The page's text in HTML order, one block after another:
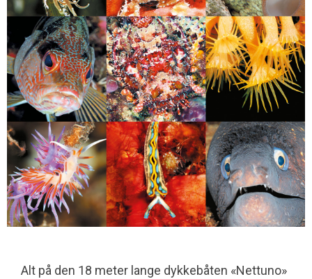
Alt på den 18 meter lange dykkebåten «Nettuno»